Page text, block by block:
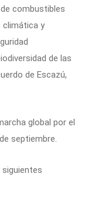
combustibles
climática y
de las
de Escazú,
global por el
septiembre.